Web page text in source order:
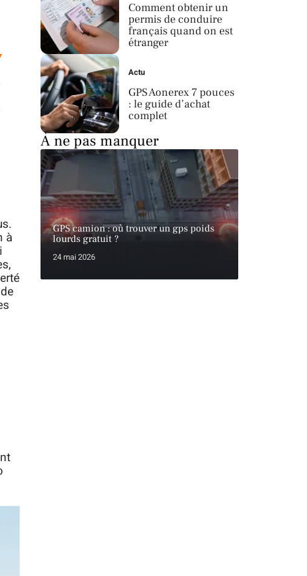
à
Comment obtenir un
permis de conduire
français quand on est
étranger
Actu
GPS Aonerex 7 pouces
: le guide d’achat
complet
À ne pas manquer
GPS camion : où trouver un gps poids
lourds gratuit ?
24 mai 2026